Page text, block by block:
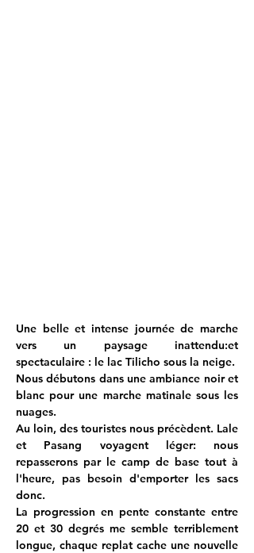
Une belle et intense journée de marche
vers un paysage inattendu:et
spectaculaire : le lac Tilicho sous la neige.
Nous débutons dans une ambiance noir et
blanc pour une marche matinale sous les
nuages.
Au loin, des touristes nous précèdent. Lale
et Pasang voyagent léger: nous
repasserons par le camp de base tout à
l'heure, pas besoin d'emporter les sacs
donc.
La progression en pente constante entre
20 et 30 degrés me semble terriblement
longue, chaque replat cache une nouvelle